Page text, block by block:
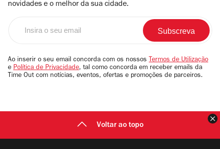
novidades e o melhor da sua cidade.
email
Ao inserir o seu email concorda com os nossos Termos de Utilização
e Política de Privacidade, tal como concorda em receber emails da
Time Out com notícias, eventos, ofertas e promoções de parceiros.
Voltar ao topo